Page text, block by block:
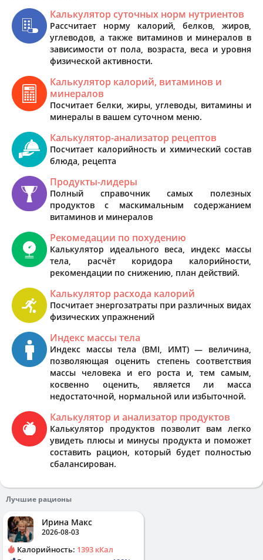
Калькулятор суточных норм нутриентов
Рассчитает норму калорий, белков, жиров,
углеводов, а также витаминов и минералов в
зависимости от пола, возраста, веса и уровня
физической активности.
Калькулятор калорий, витаминов и
минералов
Посчитает белки, жиры, углеводы, витамины и
минералы в вашем суточном меню.
Калькулятор-анализатор рецептов
Посчитает калорийность и химический состав
блюда, рецепта
Продукты-лидеры
Полный справочник самых полезных
продуктов с маскимальным содержанием
витаминов и минералов
Рекомедации по похудению
Калькулятор идеального веса, индекс массы
тела, расчёт коридора калорийности,
рекомендации по снижению, план действий.
Калькулятор расхода калорий
Посчитает энергозатраты при различных видах
физических упражнений
Индекс массы тела
Индекс массы тела (BMI, ИМТ) — величина,
позволяющая оценить степень соответствия
массы человека и его роста и, тем самым,
косвенно оценить, является ли масса
недостаточной, нормальной или избыточной.
Калькулятор и анализатор продуктов
Калькулятор продуктов позволит вам легко
увидеть плюсы и минусы продукта и поможет
составить рацион, который будет полностью
сбалансирован.
Лучшие рационы
Ирина Макс
2026-08-03
Калорийность: 1393 кКал